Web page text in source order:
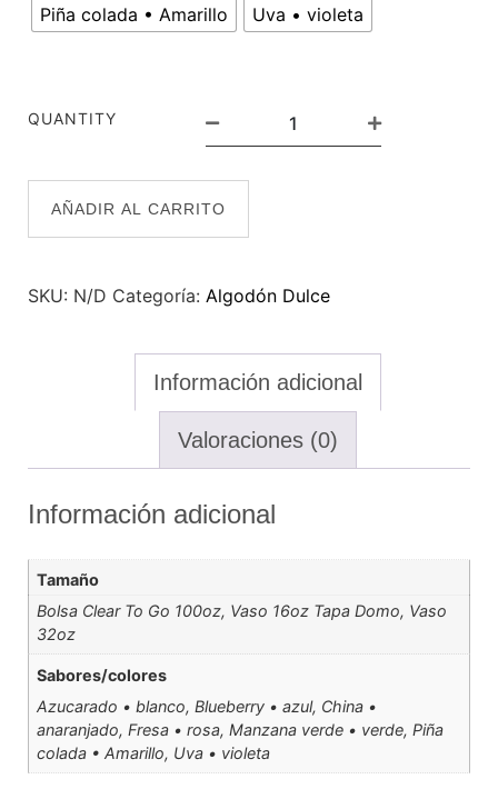
Piña colada • Amarillo
Uva • violeta
QUANTITY
AÑADIR AL CARRITO
SKU: N/D Categoría: Algodón Dulce
Información adicional
Valoraciones (0)
Información adicional
Tamaño
Bolsa Clear To Go 100oz, Vaso 16oz Tapa Domo, Vaso
32oz
Sabores/colores
Azucarado • blanco, Blueberry • azul, China •
anaranjado, Fresa • rosa, Manzana verde • verde, Piña
colada • Amarillo, Uva • violeta